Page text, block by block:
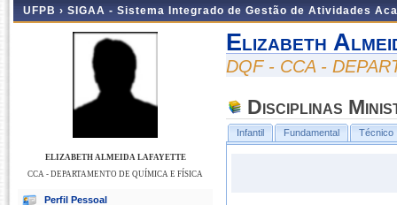
UFPB › SIGAA - Sistema Integrado de Gestão de Atividades
ELIZABETH ALMEIDA LAFAYETTE
CCA - DEPARTAMENTO DE QUÍMICA E FÍSICA
Perfil Pessoal
Elizabeth
DQF - CCA -
Disciplinas
Infantil Fundamental Técnico